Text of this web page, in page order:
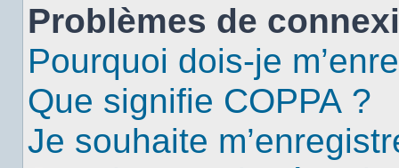
Problèmes de
Pourquoi dois-je
Que signifie COPPA ?
Je souhaite